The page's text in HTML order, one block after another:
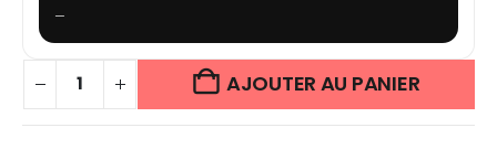
—
AJOUTER AU PANIER